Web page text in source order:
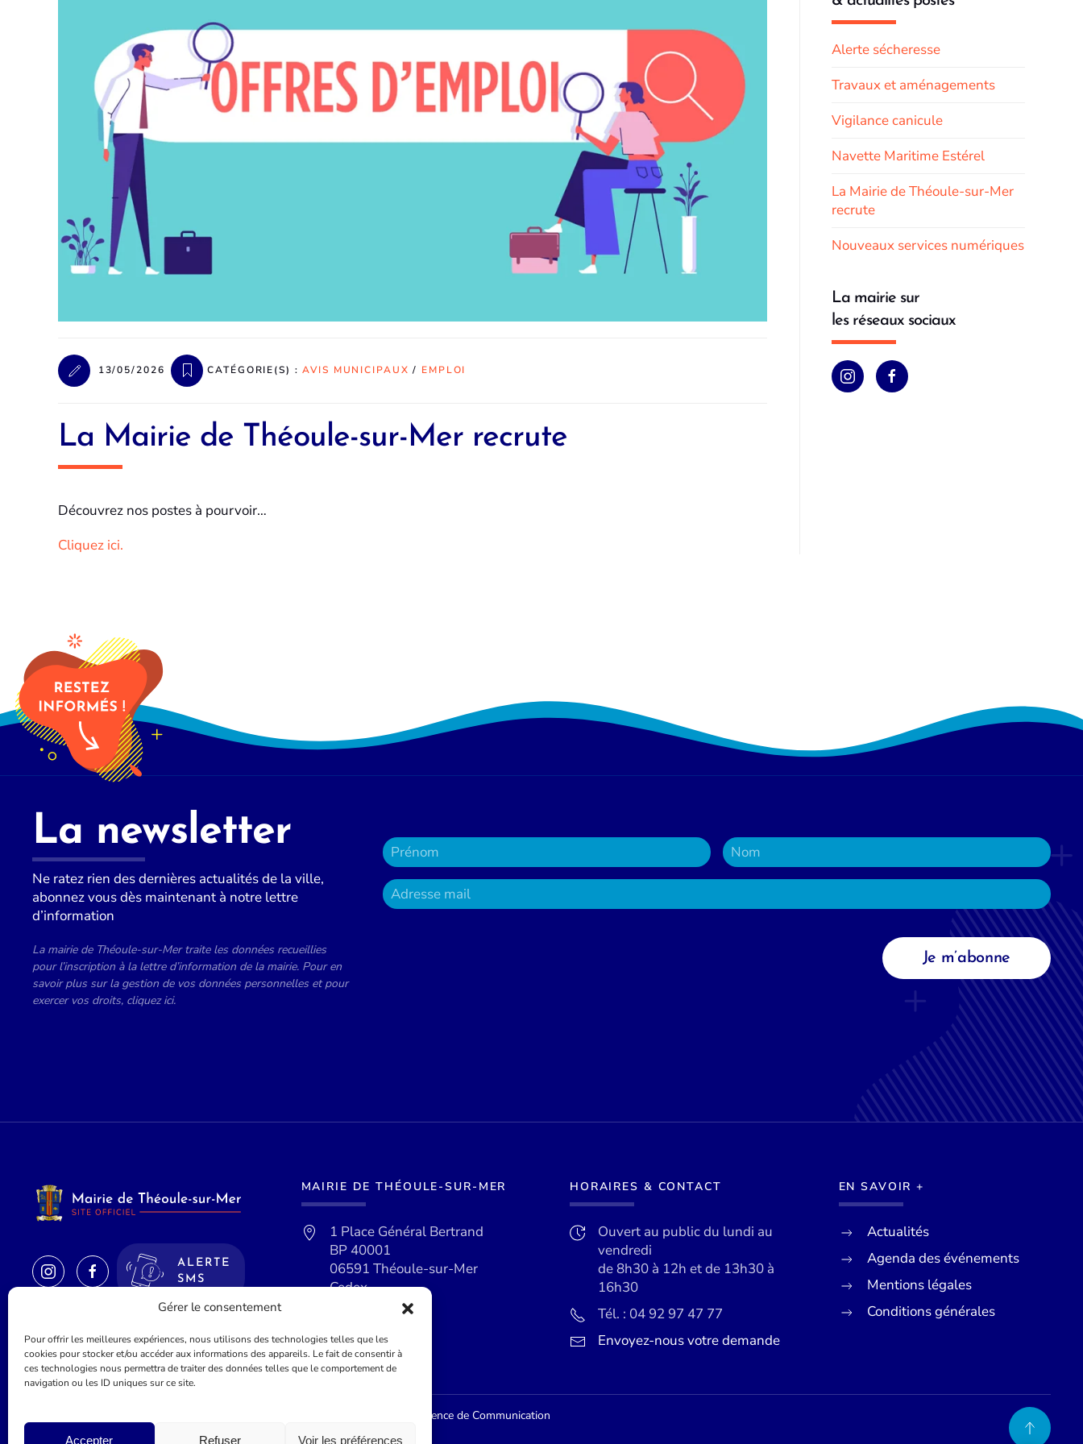
Gérer le consentement
Pour offrir les meilleures expériences, nous utilisons des technologies telles que les
cookies pour stocker et/ou accéder aux informations des appareils. Le fait de consentir à
ces technologies nous permettra de traiter des données telles que le comportement de
navigation ou les ID uniques sur ce site.
Accepter Refuser Voir les préférences
13/05/2026 CATÉGORIE(S) :AVIS MUNICIPAUX / EMPLOI
La Mairie de Théoule-sur-Mer recrute
Découvrez nos postes à pourvoir…
Cliquez ici.
Alerte sécheresse
Travaux et aménagements
Vigilance canicule
Navette Maritime Estérel
La Mairie de Théoule-sur-Mer
recrute
Nouveaux services numériques
La mairie sur
les réseaux sociaux
La newsletter
Ne ratez rien des dernières actualités de la ville,
abonnez vous dès maintenant à notre lettre
d’information
La mairie de Théoule-sur-Mer traite les données recueillies
pour l’inscription à la lettre d’information de la mairie. Pour en
savoir plus sur la gestion de vos données personnelles et pour
exercer vos droits, cliquez ici.
Je m’abonne
ALERTE
SMS
MAIRIE DE THÉOULE-SUR-MER
1 Place Général Bertrand
BP 40001
06591 Théoule-sur-Mer
Cedex
HORAIRES & CONTACT
Ouvert au public du lundi au
vendredi
de 8h30 à 12h et de 13h30 à
16h30
Tél. : 04 92 97 47 77
Envoyez-nous votre demande
EN SAVOIR +
Actualités
Agenda des événements
Mentions légales
Conditions générales
Lueur Externe, Agence de Communication